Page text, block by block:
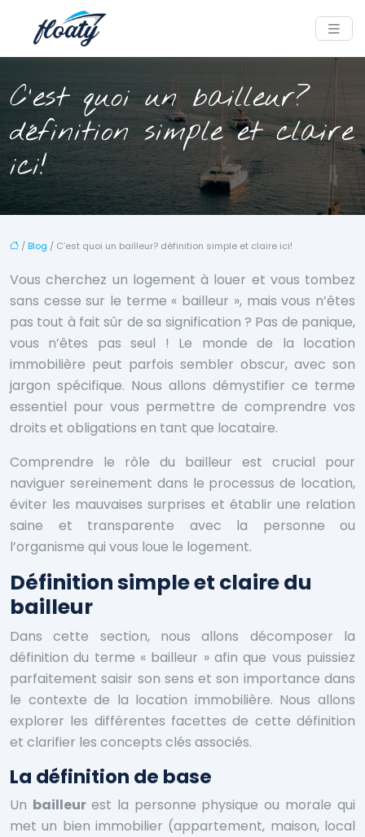
C’est quoi un bailleur?
définition simple et claire
ici!
/ Blog / C’est quoi un bailleur? définition simple et claire ici!
Vous cherchez un logement à louer et vous tombez
sans cesse sur le terme « bailleur », mais vous n’êtes
pas tout à fait sûr de sa signification ? Pas de panique,
vous n’êtes pas seul ! Le monde de la location
immobilière peut parfois sembler obscur, avec son
jargon spécifique. Nous allons démystifier ce terme
essentiel pour vous permettre de comprendre vos
droits et obligations en tant que locataire.
Comprendre le rôle du bailleur est crucial pour
naviguer sereinement dans le processus de location,
éviter les mauvaises surprises et établir une relation
saine et transparente avec la personne ou
l’organisme qui vous loue le logement.
Définition simple et claire du
bailleur
Dans cette section, nous allons décomposer la
définition du terme « bailleur » afin que vous puissiez
parfaitement saisir son sens et son importance dans
le contexte de la location immobilière. Nous allons
explorer les différentes facettes de cette définition
et clarifier les concepts clés associés.
La définition de base
Un bailleur est la personne physique ou morale qui
met un bien immobilier (appartement, maison, local